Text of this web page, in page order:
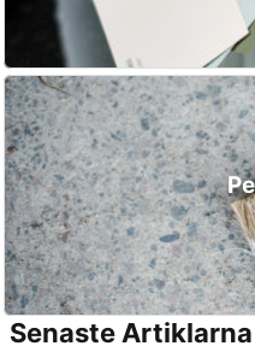
Senaste Artiklarna